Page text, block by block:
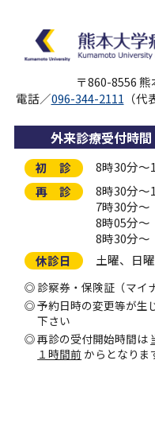
〒860-8556
電話／096-344-2111 （代
外来診療受付時間
初 診
8時30分～
再 診
8時30分～
7時30分～
8時05分～
8時30分～
休診日
土曜、日
診察券・保険証（マイ
予約日時の変更等が生
下さい
再診の受付開始時間は
１時間前 からとなりま